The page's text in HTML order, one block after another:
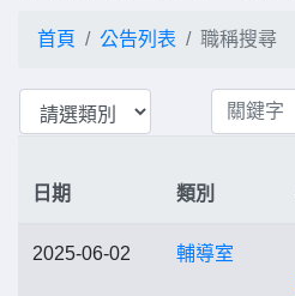
首頁 公告列表 職稱搜尋
日期 類別
2025-06-02 輔導室